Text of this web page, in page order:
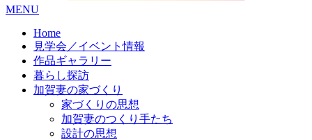
コ
MENU
Home
見学会／イベント情報
作品ギャラリー
暮らし探訪
加賀妻の家づくり
家づくりの思想
加賀妻のつくり手たち
設計の思想